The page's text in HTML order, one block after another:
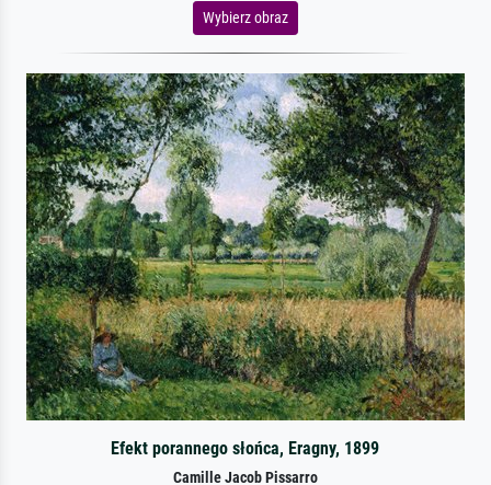
Wybierz obraz
Efekt porannego słońca, Eragny, 1899
Camille Jacob Pissarro